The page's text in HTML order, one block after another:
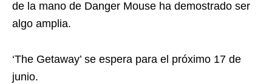
de la mano de Danger Mouse ha demostrado ser
algo amplia.
‘The Getaway’ se espera para el próximo 17 de
junio.